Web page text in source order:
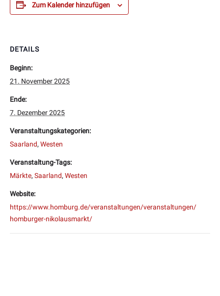
Zum Kalender hinzufügen
DETAILS
Beginn:
21. November 2025
Ende:
7. Dezember 2025
Veranstaltungskategorien:
Saarland, Westen
Veranstaltung-Tags:
Märkte, Saarland, Westen
Website:
https://www.homburg.de/veranstaltungen/veranstaltungen/
homburger-nikolausmarkt/